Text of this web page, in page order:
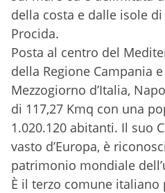
della costa e dalle isole
Procida.
Posta al centro del
della Regione Campania
Mezzogiorno d’Italia,
di 117,27 Kmq con una
1.020.120 abitanti. Il suo
vasto d’Europa, è
patrimonio mondiale
È il terzo comune